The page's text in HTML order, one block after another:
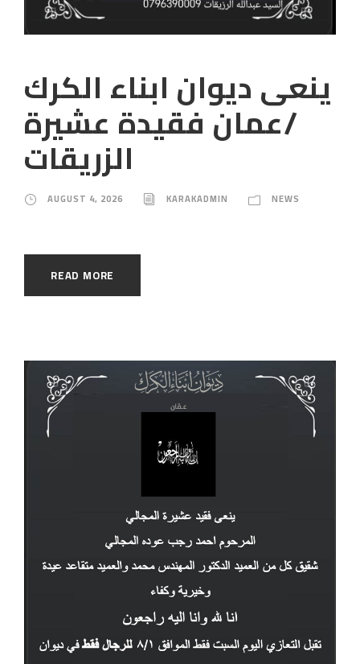
ينعى ديوان ابناء الكرك
/عمان فقيدة عشيرة
الزريقات
AUGUST 4, 2026 KARAKADMIN NEWS
READ MORE